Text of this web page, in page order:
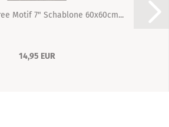
Motif 7" Schablone 60x60cm...
14,95 EUR